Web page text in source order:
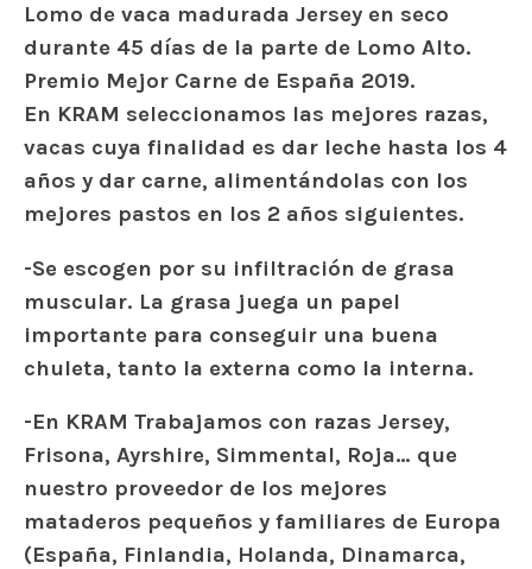
Lomo de vaca madurada Jersey en seco
durante 45 días de la parte de Lomo Alto.
Premio Mejor Carne de España 2019.
En KRAM seleccionamos las mejores razas,
vacas cuya finalidad es dar leche hasta los 4
años y dar carne, alimentándolas con los
mejores pastos en los 2 años siguientes.
-Se escogen por su infiltración de grasa
muscular. La grasa juega un papel
importante para conseguir una buena
chuleta, tanto la externa como la interna.
-En KRAM Trabajamos con razas Jersey,
Frisona, Ayrshire, Simmental, Roja… que
nuestro proveedor de los mejores
mataderos pequeños y familiares de Europa
(España, Finlandia, Holanda, Dinamarca,